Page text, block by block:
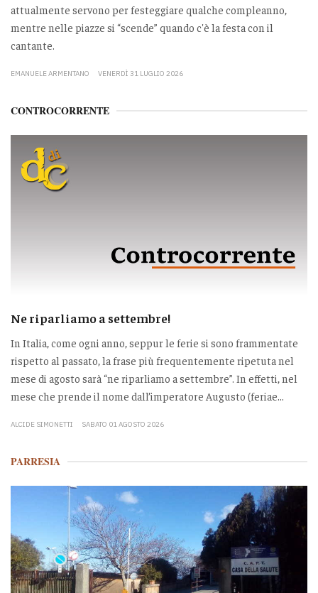
attualmente servono per festeggiare qualche compleanno,
mentre nelle piazze si “scende” quando c'è la festa con il
cantante.
EMANUELE ARMENTANO VENERDÌ 31 LUGLIO 2026
CONTROCORRENTE
Ne riparliamo a settembre!
In Italia, come ogni anno, seppur le ferie si sono frammentate
rispetto al passato, la frase più frequentemente ripetuta nel
mese di agosto sarà “ne riparliamo a settembre”. In effetti, nel
mese che prende il nome dall’imperatore Augusto (feriae...
ALCIDE SIMONETTI SABATO 01 AGOSTO 2026
PARRESIA